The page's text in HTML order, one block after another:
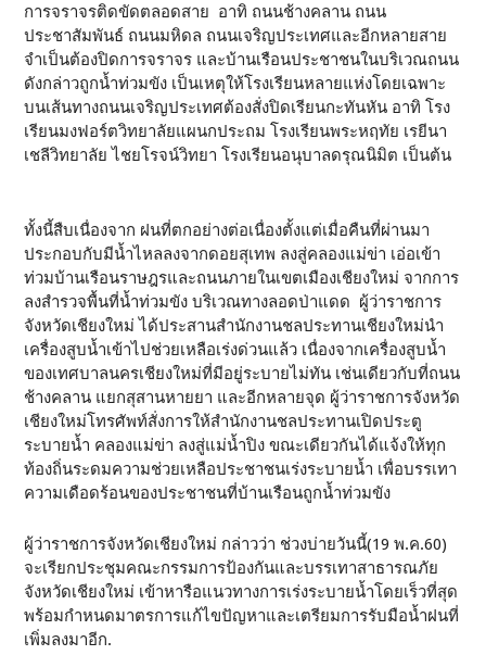
การจราจรติดขัดตลอดสาย อาทิ ถนนช้างคลาน ถนน
ประชาสัมพันธ์ ถนนมหิดล ถนนเจริญประเทศและอีกหลายสาย
จำเป็นต้องปิดการจราจร และบ้านเรือนประชาชนในบริเวณถนน
ดังกล่าวถูกน้ำท่วมขัง เป็นเหตุให้โรงเรียนหลายแห่งโดยเฉพาะ
บนเส้นทางถนนเจริญประเทศต้องสั่งปิดเรียนกะทันหัน อาทิ โรง
เรียนมงฟอร์ตวิทยาลัยแผนกประถม โรงเรียนพระหฤทัย เรยีนา
เชลีวิทยาลัย ไชยโรจน์วิทยา โรงเรียนอนุบาลดรุณนิมิต เป็นต้น
ทั้งนี้สืบเนื่องจาก ฝนที่ตกอย่างต่อเนื่องตั้งแต่เมื่อคืนที่ผ่านมา
ประกอบกับมีน้ำไหลลงจากดอยสุเทพ ลงสู่คลองแม่ข่า เอ่อเข้า
ท่วมบ้านเรือนราษฎรและถนนภายในเขตเมืองเชียงใหม่ จากการ
ลงสำรวจพื้นที่น้ำท่วมขัง บริเวณทางลอดป่าแดด ผู้ว่าราชการ
จังหวัดเชียงใหม่ ได้ประสานสำนักงานชลประทานเชียงใหม่นำ
เครื่องสูบน้ำเข้าไปช่วยเหลือเร่งด่วนแล้ว เนื่องจากเครื่องสูบน้ำ
ของเทศบาลนครเชียงใหม่ที่มีอยู่ระบายไม่ทัน เช่นเดียวกับที่ถนน
ช้างคลาน แยกสุสานหายยา และอีกหลายจุด ผู้ว่าราชการจังหวัด
เชียงใหม่โทรศัพท์สั่งการให้สำนักงานชลประทานเปิดประตู
ระบายน้ำ คลองแม่ข่า ลงสู่แม่น้ำปิง ขณะเดียวกันได้แจ้งให้ทุก
ท้องถิ่นระดมความช่วยเหลือประชาชนเร่งระบายน้ำ เพื่อบรรเทา
ความเดือดร้อนของประชาชนที่บ้านเรือนถูกน้ำท่วมขัง
ผู้ว่าราชการจังหวัดเชียงใหม่ กล่าวว่า ช่วงบ่ายวันนี้(19 พ.ค.60)
จะเรียกประชุมคณะกรรมการป้องกันและบรรเทาสาธารณภัย
จังหวัดเชียงใหม่ เข้าหารือแนวทางการเร่งระบายน้ำโดยเร็วที่สุด
พร้อมกำหนดมาตรการแก้ไขปัญหาและเตรียมการรับมือน้ำฝนที่
เพิ่มลงมาอีก.